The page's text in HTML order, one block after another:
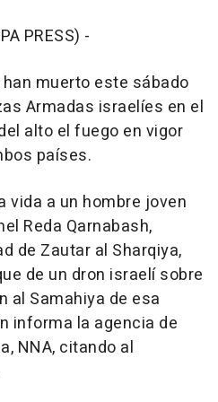
PRESS) -
muerto este sábado
Armadas israelíes en el
alto el fuego en vigor
países.
vida a un hombre joven
Reda Qarnabash,
de Zautar al Sharqiya,
de un dron israelí sobre
al Samahiya de esa
informa la agencia de
NNA, citando al